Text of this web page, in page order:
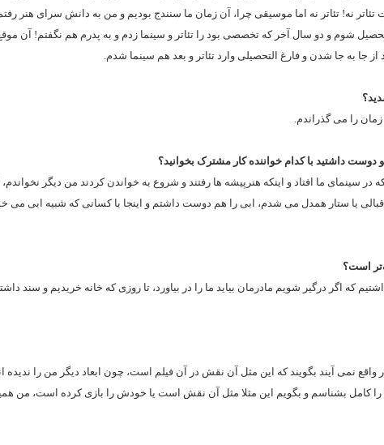
نه! تئاتر نه اما موسیقی چرا، آن زمان ما سنندج بودیم‌ و من به دانش سرای هنر
شوم و دو سال آخر که تخصصی بود را تئاتر و سینما زدم و به پدرم هم نگفتم! آن موقع
جا به جا شدن و فارغ التحصیلی وارد تئاتر و بعد هم سینما شدم.
را می گذراندم.
داشتید با کدام خواننده کار مشترک بخوانید؟
سینمای ما افتاد و اینکه هنرپیشه ها رفتند و شروع به خواندن کردند من دیگر
یا ستار همدل می شدم، ابی را هم دوست داشتم‌ و اینجا با کسانی که شبیه ابی می
است؟
که اگر درگیر شویم مادرمان بیاید ما را در بیاورد، تا روزی که خانه خریدیم و سند
نمی آیند بگویند که این مثل آن نقش در آن فیلم است، چون ابعاد دیگر من را ندیده
را کامل بشناسم‌ و بگویم این مثلا مثل آن نقش است یا خودش را بازی کرده است، من